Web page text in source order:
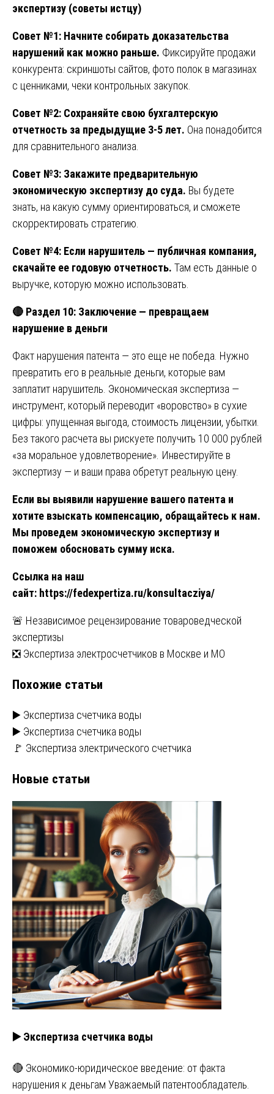
экспертизу (советы истцу)
Совет №1: Начните собирать доказательства
нарушений как можно раньше. Фиксируйте продажи
конкурента: скриншоты сайтов, фото полок в магазинах
с ценниками, чеки контрольных закупок.
Совет №2: Сохраняйте свою бухгалтерскую
отчетность за предыдущие 3-5 лет. Она понадобится
для сравнительного анализа.
Совет №3: Закажите предварительную
экономическую экспертизу до суда. Вы будете
знать, на какую сумму ориентироваться, и сможете
скорректировать стратегию.
Совет №4: Если нарушитель — публичная компания,
скачайте ее годовую отчетность. Там есть данные о
выручке, которую можно использовать.
🔴 Раздел 10: Заключение — превращаем
нарушение в деньги
Факт нарушения патента — это еще не победа. Нужно
превратить его в реальные деньги, которые вам
заплатит нарушитель. Экономическая экспертиза —
инструмент, который переводит «воровство» в сухие
цифры: упущенная выгода, стоимость лицензии, убытки.
Без такого расчета вы рискуете получить 10 000 рублей
«за моральное удовлетворение». Инвестируйте в
экспертизу — и ваши права обретут реальную цену.
Если вы выявили нарушение вашего патента и
хотите взыскать компенсацию, обращайтесь к нам.
Мы проведем экономическую экспертизу и
поможем обосновать сумму иска.
Ссылка на наш
сайт: https://fedexpertiza.ru/konsultacziya/
Навигация
по
🚨 Независимое рецензирование товароведческой
экспертизы
❎ Экспертиза электросчетчиков в Москве и МО
Похожие статьи
▶️ Экспертиза счетчика воды
▶️ Экспертиза счетчика воды
🚩 Экспертиза электрического счетчика
Новые статьи
▶️ Экспертиза счетчика воды
🔴 Экономико-юридическое введение: от факта
нарушения к деньгам Уважаемый патентообладатель.